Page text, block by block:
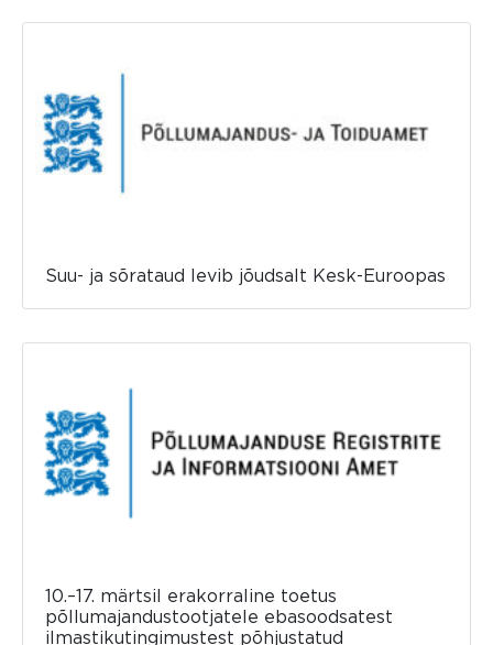
Suu- ja sõrataud levib jõudsalt Kesk-Euroopas
10.–17. märtsil erakorraline toetus
põllumajandustootjatele ebasoodsatest
ilmastikutingimustest põhjustatud